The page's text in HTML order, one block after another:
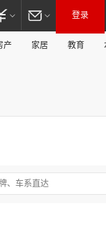
登录
产 家居 教育